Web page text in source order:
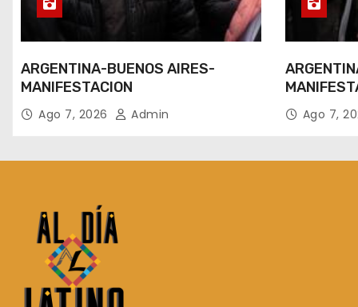
ARGENTINA-BUENOS AIRES-
MANIFESTACION
Ago 7, 2026 Admin Ago 7,